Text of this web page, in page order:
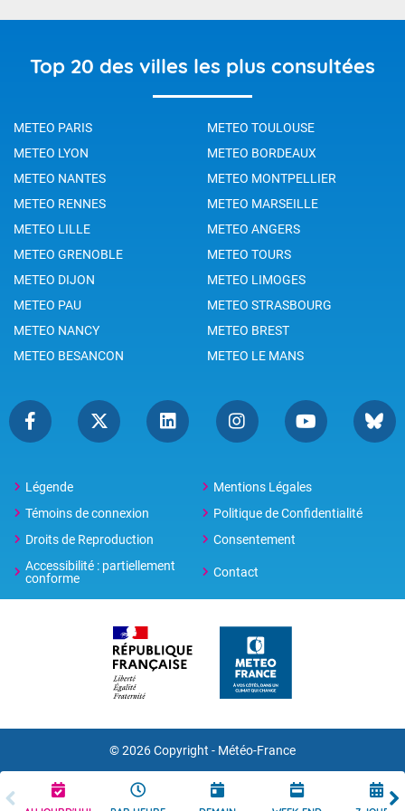
Top 20 des villes les plus consultées
METEO PARIS
METEO TOULOUSE
METEO LYON
METEO BORDEAUX
METEO NANTES
METEO MONTPELLIER
METEO RENNES
METEO MARSEILLE
METEO LILLE
METEO ANGERS
METEO GRENOBLE
METEO TOURS
METEO DIJON
METEO LIMOGES
METEO PAU
METEO STRASBOURG
METEO NANCY
METEO BREST
METEO BESANCON
METEO LE MANS
Légende
Mentions Légales
Témoins de connexion
Politique de Confidentialité
Droits de Reproduction
Consentement
Accessibilité : partiellement
conforme
Contact
© 2026 Copyright - Météo-France